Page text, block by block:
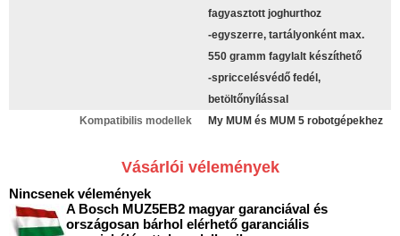
fagyasztott joghurthoz
-egyszerre, tartályonként max.
550 gramm fagylalt készíthető
-spriccelésvédő fedél,
betöltőnyílással
Kompatibilis modellek
My MUM és MUM 5 robotgépekhez
Vásárlói vélemények
Nincsenek vélemények
A Bosch MUZ5EB2 magyar garanciával és
országosan bárhol elérhető garanciális